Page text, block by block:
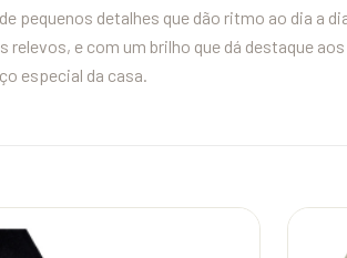
pequenos detalhes que dão ritmo ao dia a
e com um brilho que dá destaque
especial da casa.